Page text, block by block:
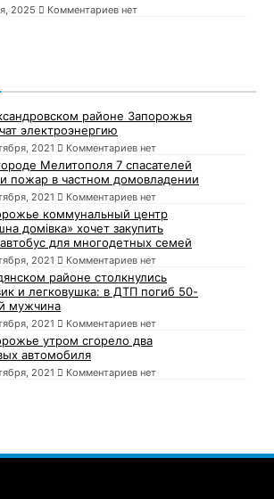
2025 Комментариев нет
районе Запорожья
электроэнергию
2021 Комментариев нет
Мелитополя 7 спасателей
пожар в частном домовладении
2021 Комментариев нет
коммунальный центр
домівка» хочет закупить
для многодетных семей
2021 Комментариев нет
районе столкнулись
и легковушка: в ДТП погиб 50-
мужчина
2021 Комментариев нет
утром сгорело два
автомобиля
2021 Комментариев нет